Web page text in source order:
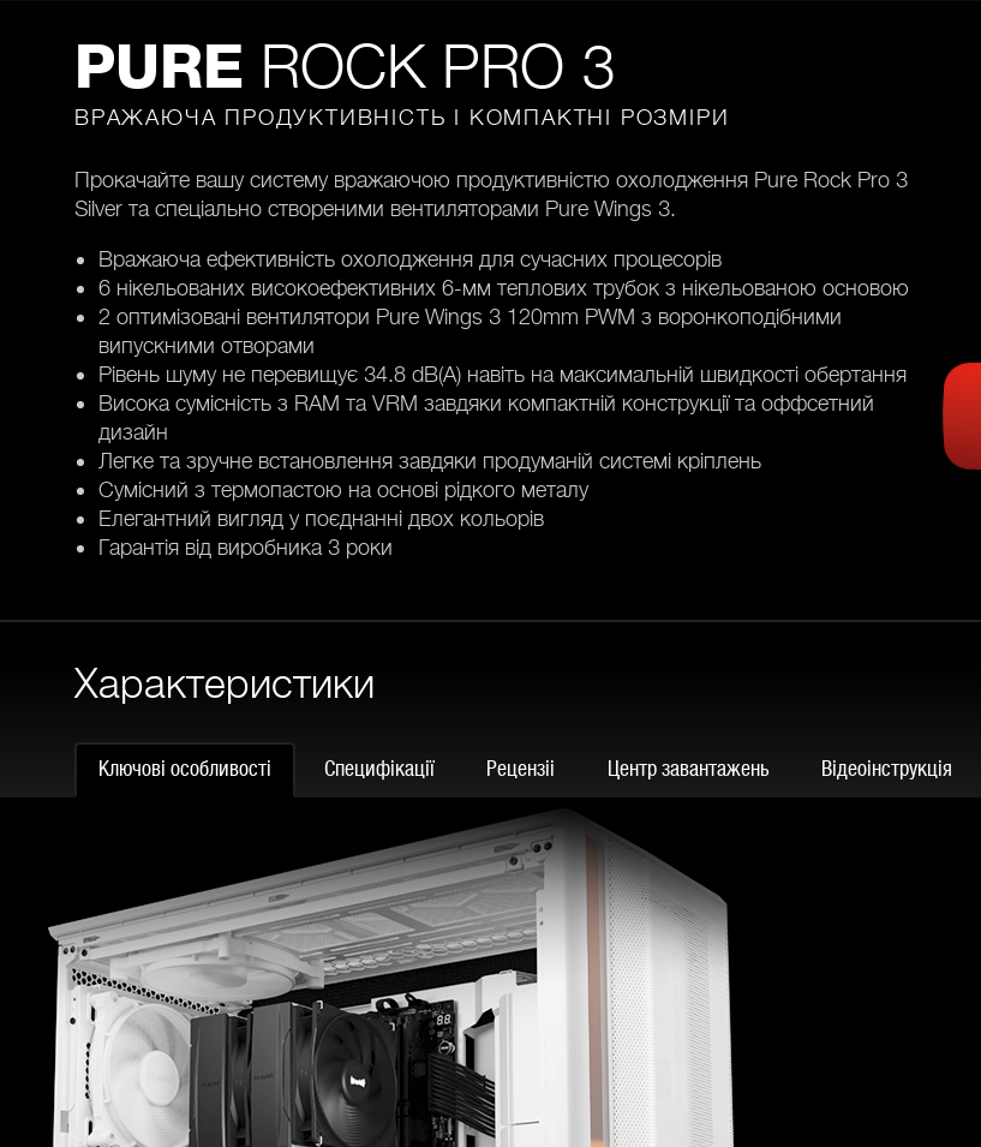
PURE ROCK PRO 3
ВРАЖАЮЧА ПРОДУКТИВНІСТЬ І КОМПАКТНІ РОЗМІРИ
Прокачайте вашу систему вражаючою продуктивністю охолодження Pure Rock Pro 3
Silver та спеціально створеними вентиляторами Pure Wings 3.
Вражаюча ефективність охолодження для сучасних процесорів
6 нікельованих високоефективних 6-мм теплових трубок з нікельованою основою
2 оптимізовані вентилятори Pure Wings 3 120mm PWM з воронкоподібними
випускними отворами
Рівень шуму не перевищує 34.8 dB(A) навіть на максимальній швидкості обертання
Висока сумісність з RAM та VRM завдяки компактній конструкції та оффсетний
дизайн
Легке та зручне встановлення завдяки продуманій системі кріплень
Сумісний з термопастою на основі рідкого металу
Елегантний вигляд у поєднанні двох кольорів
Гарантія від виробника 3 роки
Характеристики
Ключові особливості Специфікації Рецензіі Центр завантажень Відеоінструкція